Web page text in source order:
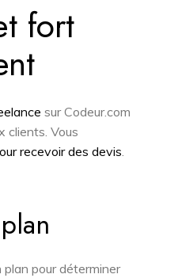
fort
sur Codeur.com
clients. Vous
recevoir des devis.
plan pour déterminer